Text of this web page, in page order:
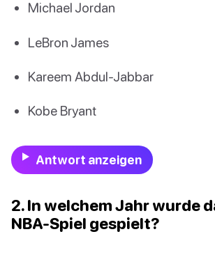
Michael Jordan
LeBron James
Kareem Abdul-Jabbar
Kobe Bryant
Antwort anzeigen
2. In welchem Jahr wurde
NBA-Spiel gespielt?